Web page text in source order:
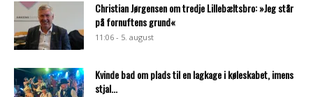
Christian Jørgensen om tredje Lillebæltsbro: »Jeg står
på fornuftens grund«
11:06 - 5. august
Kvinde bad om plads til en lagkage i køleskabet, imens
stjal...